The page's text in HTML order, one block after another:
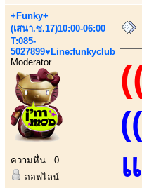
+Funky+
(เสนา.ซ.17)10:00-06:00
T:085-
5027899♥Line:funkyclub
Moderator
ความหื่น : 0
ออฟไลน์